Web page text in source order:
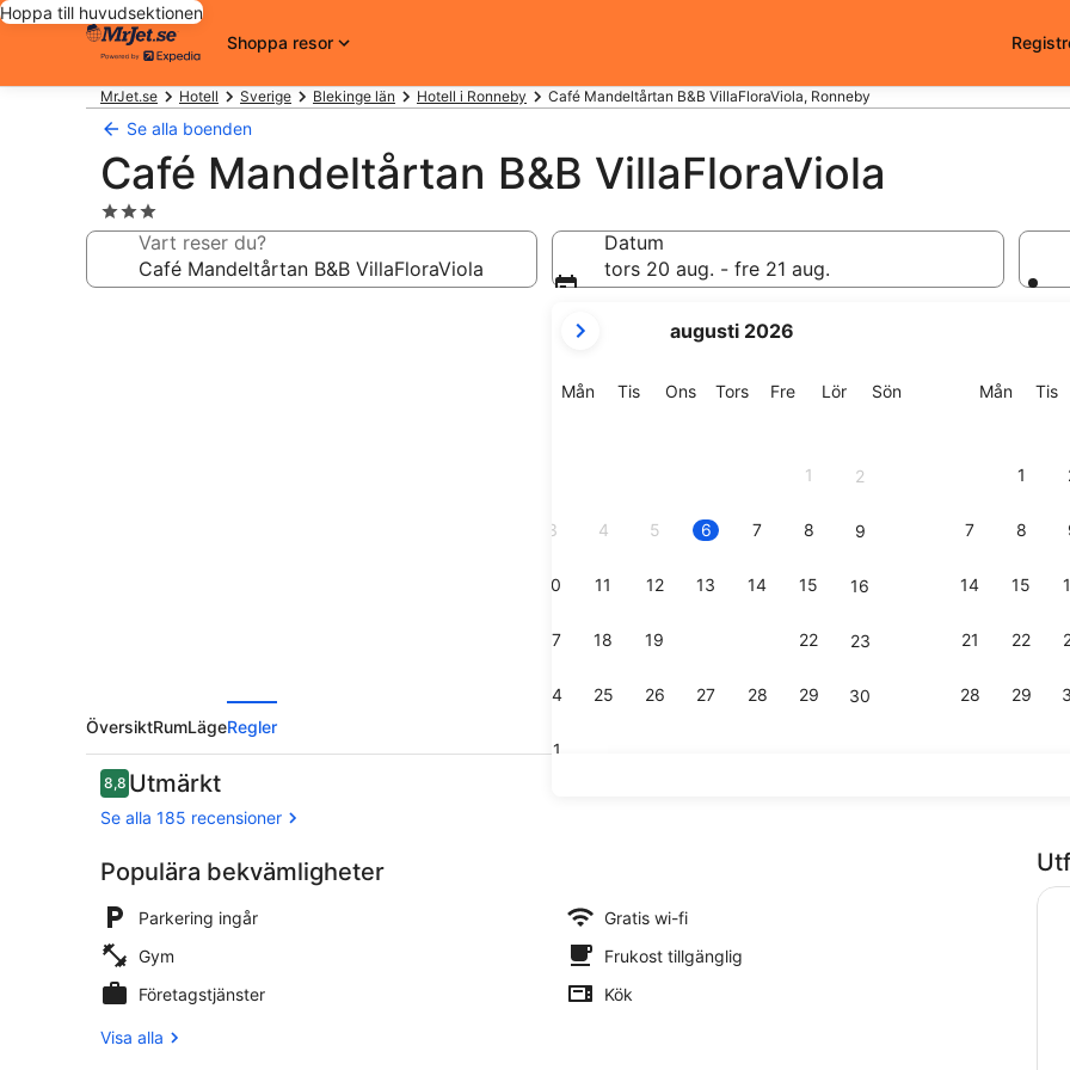
Hoppa till huvudsektionen
Shoppa resor
MrJet.se Hotell Sverige Blekinge län Hotell i Ronneby Café Mandeltårtan B&B VillaFloraViola, Ronneby
Se alla boenden
Café Mandeltårtan B&B VillaFloraViola
3.0-
stjärnigt
boende
Vart reser du?
Datum
tors 20 aug. - fre 21 aug.
nuvarande
är
augusti 2026
MånMåndag
TisTisdag
OnsOnsdag
TorsTorsdag
FreFredag
LörLördag
SönSöndag
1 2
3 4 5 6 7 8 9
10 11 12 13 14 15 16
17 18 19 22 23
24 25 26 27 28 29 30
31
MånMåndag
Tis
1
7 8
14 15
21 22
28 29
ÖversiktRumLägeRegler
Recensioner
8,88,8 av 10,
Utmärkt
Se alla 185 recensioner
Populära bekvämligheter
Parkering ingår
Gratis wi-fi
Gym
Frukost tillgänglig
Företagstjänster
Kök
Visa alla